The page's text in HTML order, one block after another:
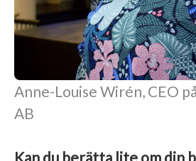
Anne-Louise Wirén, CEO
AB
Kan du berätta lite om din